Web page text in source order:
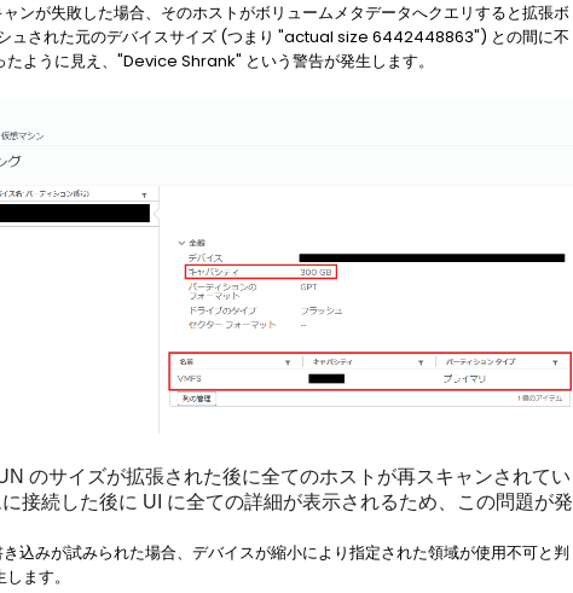
ンが失敗した場合、そのホストがボリュームメタデータへクエリすると拡張ボ
された元のデバイスサイズ (つまり "actual size 6442448863") との間に不
ように見え、"Device Shrank" という警告が発生します。
のサイズが拡張された後に全てのホストが再スキャンされてい
接続した後に UI に全ての詳細が表示されるため、この問題が発
込みが試みられた場合、デバイスが縮小により指定された領域が使用不可と判
ます。